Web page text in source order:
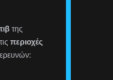
της
περιοχές